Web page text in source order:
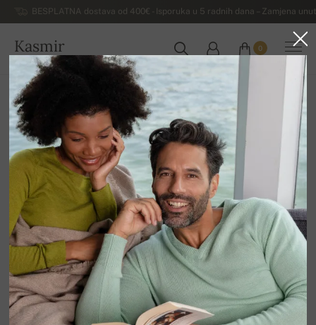
BESPLATNA dostava od 400€ - Isporuka u 5 radnih dana – Zamjena
Kasmir
HRVATSKA
0
Kuća